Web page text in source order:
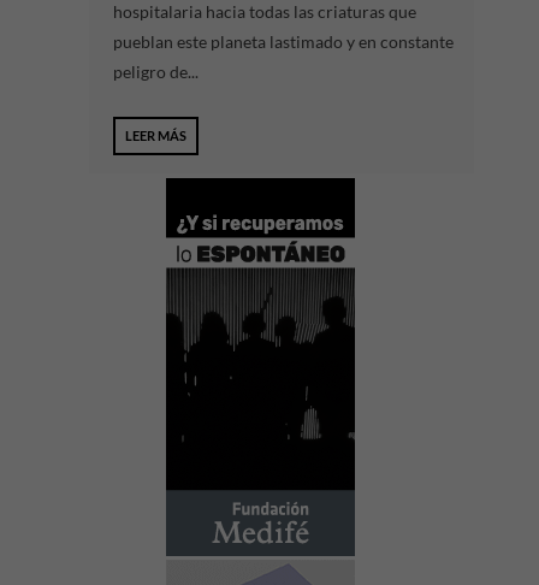
hospitalaria hacia todas las criaturas que
pueblan este planeta lastimado y en constante
peligro de...
LEER MÁS